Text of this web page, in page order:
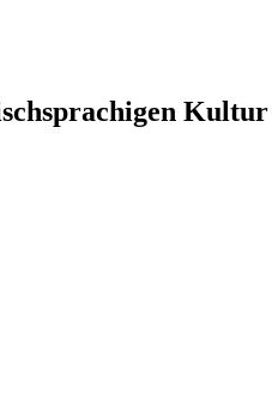
Kultur